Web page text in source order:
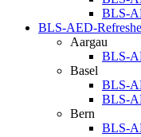
BLS-
BLS-AED-
Aargau
BLS-
Basel
BLS-
BLS-
Bern
BLS-